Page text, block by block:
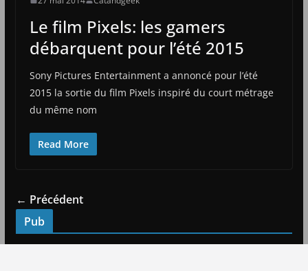
Le film Pixels: les gamers
débarquent pour l’été 2015
Sony Pictures Entertainment a annoncé pour l’été
2015 la sortie du film Pixels inspiré du court métrage
du même nom
Read More
← Précédent
Pub